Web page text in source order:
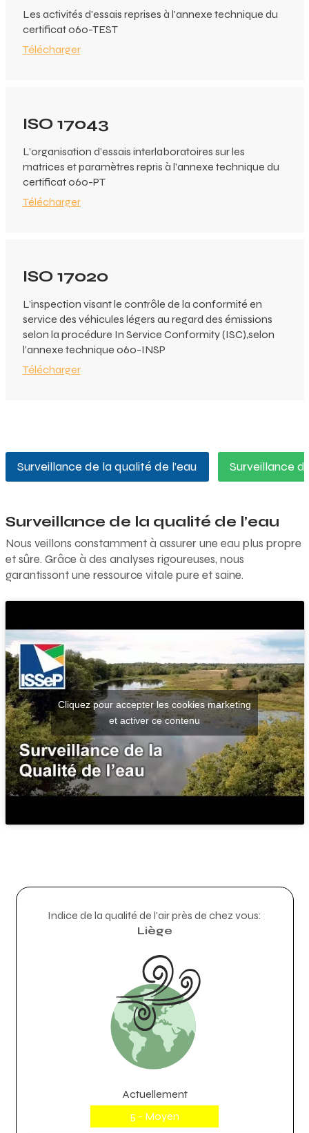
Les activités d'essais reprises à l'annexe technique du
certificat 060-TEST
Télécharger
ISO 17043
L’organisation d’essais interlaboratoires sur les
matrices et paramètres repris à l’annexe technique du
certificat 060-PT
Télécharger
ISO 17020
L’inspection visant le contrôle de la conformité en
service des véhicules légers au regard des émissions
selon la procédure In Service Conformity (ISC),selon
l’annexe technique 060-INSP
Télécharger
Surveillance de la qualité de l’eau Surveillance
Surveillance de la qualité de l’eau
Nous veillons constamment à assurer une eau plus propre
et sûre. Grâce à des analyses rigoureuses, nous
garantissont une ressource vitale pure et saine.
Cliquez pour accepter les cookies marketing
et activer ce contenu
Indice de la qualité de l'air près de chez vous:
Liège
Actuellement
5 - Moyen